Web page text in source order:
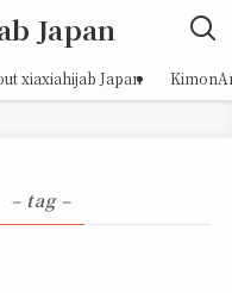
Japan
xiaxiahijab Japan
– tag –